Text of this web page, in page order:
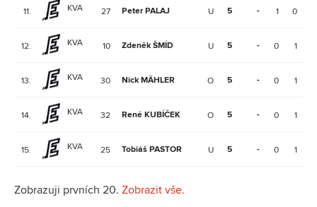
11. KVA 27 Peter PALAJ U 5 - 1 0
12. KVA 10 Zdeněk ŠMÍD U 5 - 0 1
13. KVA 30 Nick MÄHLER O 5 - 0 1
14. KVA 32 René KUBÍČEK O 5 - 0 1
15. KVA 25 Tobiáš PASTOR U 5 - 0 1
Zobrazuji prvních 20. Zobrazit vše.